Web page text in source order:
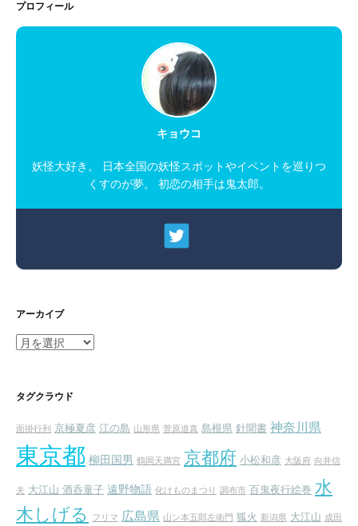
プロフィール
キョウコ
妖怪大好き。 日本全国の妖怪スポットやイベントを巡りつ
くすのが夢。 初恋の相手は鬼太郎。
アーカイブ
ア
イ
タグクラウド
面掛行列 京極夏彦 江の島 山形県 菅原道真 島根県 針聞書 神奈川県
東京都 柳田国男 鶴岡天満宮 京都府 小松和彦 大阪府 向井信
夫 大江山 酒呑童子 遠野物語 化けものまつり 調布市 百鬼夜行絵巻 水
木しげる
フリマ 広島県 山ン本五郎左衛門 狐火 新潟県 大江山 成田